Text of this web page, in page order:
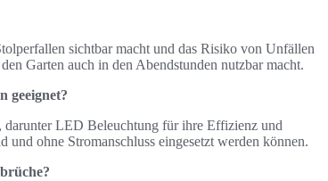
sichtbar macht und das Risiko von Unfällen
Garten auch in den Abendstunden nutzbar macht.
geeignet?
darunter LED Beleuchtung für ihre Effizienz und
ohne Stromanschluss eingesetzt werden können.